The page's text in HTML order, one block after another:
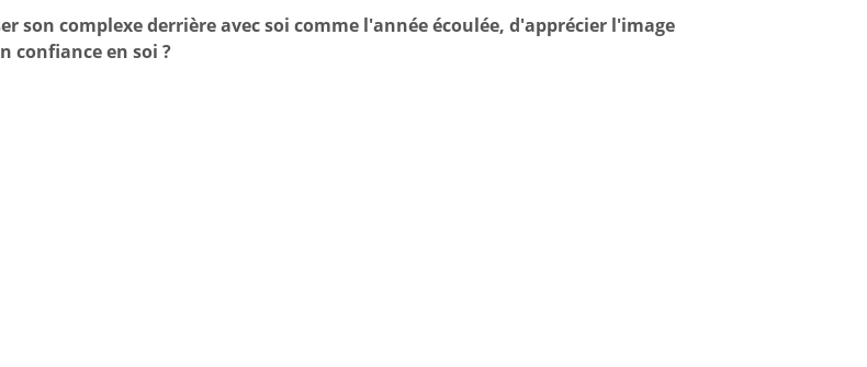
son complexe derrière avec soi comme l'année écoulée, d'apprécier l'image
confiance en soi ?